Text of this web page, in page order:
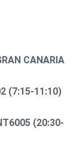
CANARIA
(7:15-11:10)
(20:30-